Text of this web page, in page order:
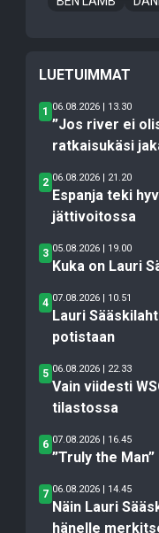
LUETUIMMAT
1 06.08.2026 | 13.30
”Jos river ei
ratkaisukäsi
2 06.08.2026 | 21.20
Espanja teki
jättivoitossa
3 05.08.2026 | 19.00
Kuka on Lauri
4 07.08.2026 | 10.51
Lauri
potistaan
5 06.08.2026 | 22.33
Vain viidesti
tilastossa
6 07.08.2026 | 16.45
”Truly the
7 06.08.2026 | 14.45
Näin Lauri
hänelle